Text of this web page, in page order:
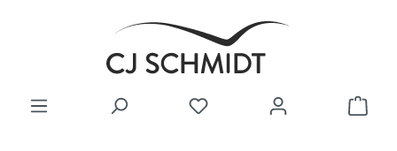
Zum Hauptinhalt springen